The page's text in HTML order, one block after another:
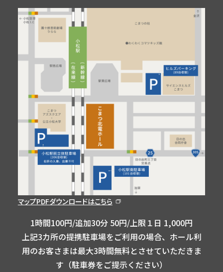
マップPDFダウンロードはこちら
1時間100円/追加30分 50円/上限１日 1,000円
上記3カ所の提携駐車場をご利用の場合、ホール利
用のお客さまは最大3時間無料とさせていただきま
す（駐車券をご提示ください）